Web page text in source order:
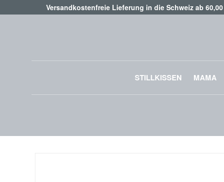
Versandkostenfreie Lieferung in die Schweiz ab
STILLKISSEN MAMA